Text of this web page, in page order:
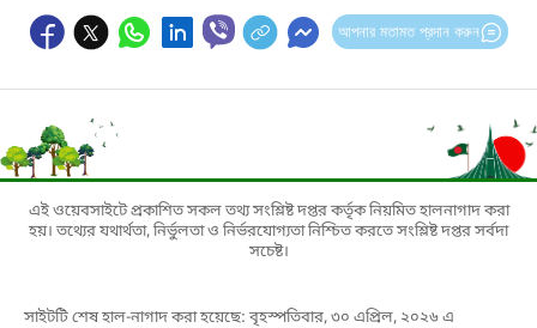
আপনার মতামত প্রদান করুন
এই ওয়েবসাইটে প্রকাশিত সকল তথ্য সংশ্লিষ্ট দপ্তর কর্তৃক নিয়মিত হালনাগাদ করা
হয়। তথ্যের যথার্থতা, নির্ভুলতা ও নির্ভরযোগ্যতা নিশ্চিত করতে সংশ্লিষ্ট দপ্তর সর্বদা
সচেষ্ট।
সাইটটি শেষ হাল-নাগাদ করা হয়েছে: বৃহস্পতিবার, ৩০ এপ্রিল, ২০২৬ এ